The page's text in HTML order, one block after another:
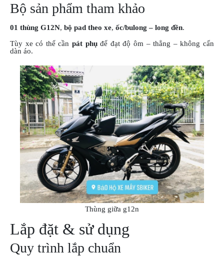
Bộ sản phẩm tham khảo
01 thùng G12N, bộ pad theo xe, ốc/bulong – long đền.
Tùy xe có thể cần pát phụđể đạt độ ôm – thẳng – không cấn
dàn áo.
Thùng giữa g12n
Lắp đặt & sử dụng
Quy trình lắp chuẩn